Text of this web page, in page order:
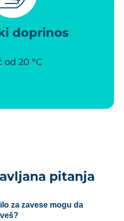
doprinos
od 20 °C
pitanja
za zavese mogu da